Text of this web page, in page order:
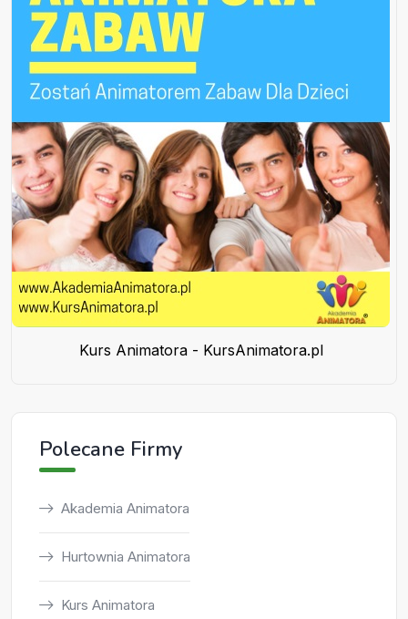
Kurs Animatora - KursAnimatora.pl
Polecane Firmy
Akademia Animatora
Hurtownia Animatora
Kurs Animatora